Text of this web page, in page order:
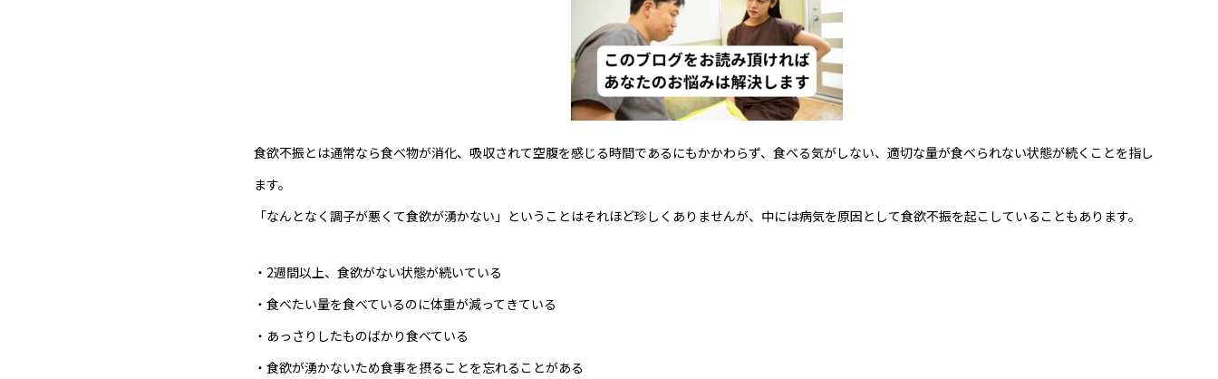
食欲不振とは通常なら食べ物が消化、吸収されて空腹を感じる時間であるにもかかわらず、食べる気がしない、適切な量が食べられない状態が続くことを指し
ます。
「なんとなく調子が悪くて食欲が湧かない」ということはそれほど珍しくありませんが、中には病気を原因として食欲不振を起こしていることもあります。
・2週間以上、食欲がない状態が続いている
・食べたい量を食べているのに体重が減ってきている
・あっさりしたものばかり食べている
・食欲が湧かないため食事を摂ることを忘れることがある